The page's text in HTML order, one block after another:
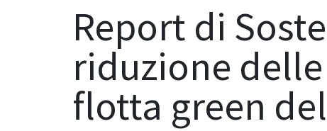
Report di
riduzione
flotta green